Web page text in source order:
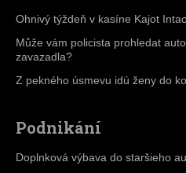
Ohnivý týždeň v kasíne Kajot
Může vám policista prohledat
zavazadla?
Z pekného úsmevu idú ženy do
Podnikání
Doplnková výbava do staršieho